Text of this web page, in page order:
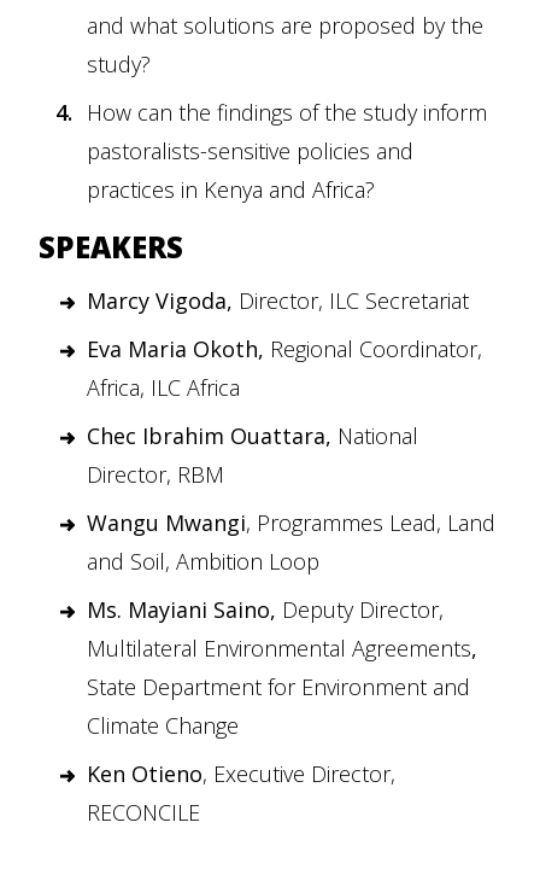
and what solutions are proposed by the
study?
How can the findings of the study inform
pastoralists-sensitive policies and
practices in Kenya and Africa?
SPEAKERS
Marcy Vigoda, Director, ILC Secretariat
Eva Maria Okoth, Regional Coordinator,
Africa, ILC Africa
Chec Ibrahim Ouattara, National
Director, RBM
Wangu Mwangi, Programmes Lead, Land
and Soil, Ambition Loop
Ms. Mayiani Saino, Deputy Director,
Multilateral Environmental Agreements,
State Department for Environment and
Climate Change
Ken Otieno, Executive Director,
RECONCILE